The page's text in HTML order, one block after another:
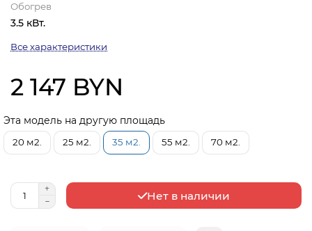
Обогрев
3.5 кВт.
Все характеристики
2 147 BYN
Эта модель на другую площадь
20 м2. 25 м2. 35 м2. 55 м2. 70 м2.
Нет в наличии